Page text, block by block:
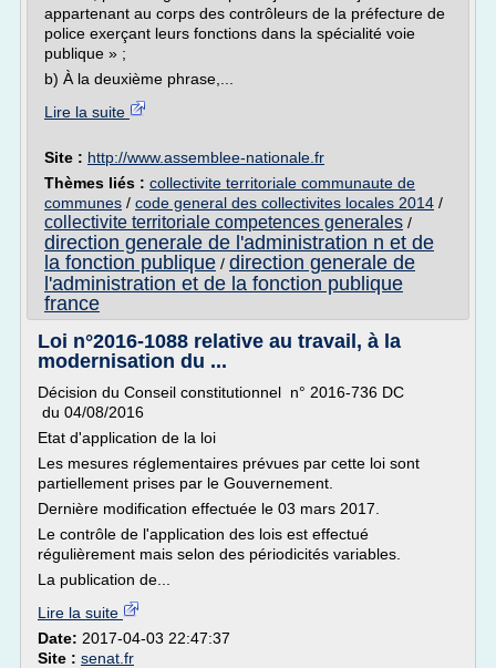
appartenant au corps des contrôleurs de la préfecture de
police exerçant leurs fonctions dans la spécialité voie
publique » ;
b) À la deuxième phrase,...
Lire la suite
Site : http://www.assemblee-nationale.fr
Thèmes liés : collectivite territoriale communaute de
communes / code general des collectivites locales 2014 /
collectivite territoriale competences generales /
direction generale de l'administration n et de
la fonction publique / direction generale de
l'administration et de la fonction publique
france
Loi n°2016-1088 relative au travail, à la
modernisation du ...
Décision du Conseil constitutionnel n° 2016-736 DC
du 04/08/2016
Etat d'application de la loi
Les mesures réglementaires prévues par cette loi sont
partiellement prises par le Gouvernement.
Dernière modification effectuée le 03 mars 2017.
Le contrôle de l'application des lois est effectué
régulièrement mais selon des périodicités variables.
La publication de...
Lire la suite
Date: 2017-04-03 22:47:37
Site : senat.fr